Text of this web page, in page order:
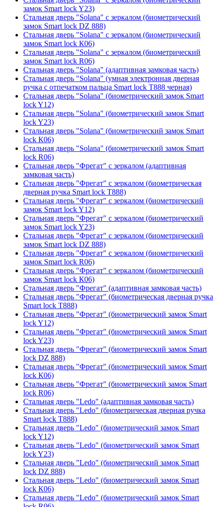
замок Smart lock Y23)
Стальная дверь "Solana" с зеркалом (биометрический
замок Smart lock DZ 888)
Стальная дверь "Solana" с зеркалом (биометрический
замок Smart lock К06)
Стальная дверь "Solana" с зеркалом (биометрический
замок Smart lock R06)
Стальная дверь "Solana" (адаптивная замковая часть)
Стальная дверь "Solana" (умная электронная дверная
ручка с отпечатком пальца Smart lock T888 черная)
Стальная дверь "Solana" (биометрический замок Smart
lock Y12)
Стальная дверь "Solana" (биометрический замок Smart
lock Y23)
Стальная дверь "Solana" (биометрический замок Smart
lock К06)
Стальная дверь "Solana" (биометрический замок Smart
lock R06)
Стальная дверь "Фрегат" с зеркалом (адаптивная
замковая часть)
Стальная дверь "Фрегат" с зеркалом (биометрическая
дверная ручка Smart lock T888)
Стальная дверь "Фрегат" с зеркалом (биометрический
замок Smart lock Y12)
Стальная дверь "Фрегат" с зеркалом (биометрический
замок Smart lock Y23)
Стальная дверь "Фрегат" с зеркалом (биометрический
замок Smart lock DZ 888)
Стальная дверь "Фрегат" с зеркалом (биометрический
замок Smart lock R06)
Стальная дверь "Фрегат" с зеркалом (биометрический
замок Smart lock К06)
Стальная дверь "Фрегат" (адаптивная замковая часть)
Стальная дверь "Фрегат" (биометрическая дверная ручка
Smart lock T888)
Стальная дверь "Фрегат" (биометрический замок Smart
lock Y12)
Стальная дверь "Фрегат" (биометрический замок Smart
lock Y23)
Стальная дверь "Фрегат" (биометрический замок Smart
lock DZ 888)
Стальная дверь "Фрегат" (биометрический замок Smart
lock К06)
Стальная дверь "Фрегат" (биометрический замок Smart
lock R06)
Стальная дверь "Ledo" (адаптивная замковая часть)
Стальная дверь "Ledo" (биометрическая дверная ручка
Smart lock T888)
Стальная дверь "Ledo" (биометрический замок Smart
lock Y12)
Стальная дверь "Ledo" (биометрический замок Smart
lock Y23)
Стальная дверь "Ledo" (биометрический замок Smart
lock DZ 888)
Стальная дверь "Ledo" (биометрический замок Smart
lock К06)
Стальная дверь "Ledo" (биометрический замок Smart